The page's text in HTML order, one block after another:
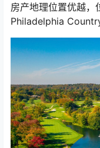
房产地理位置优越
Philadelphia